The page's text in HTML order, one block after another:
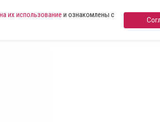
их использование и ознакомлены с